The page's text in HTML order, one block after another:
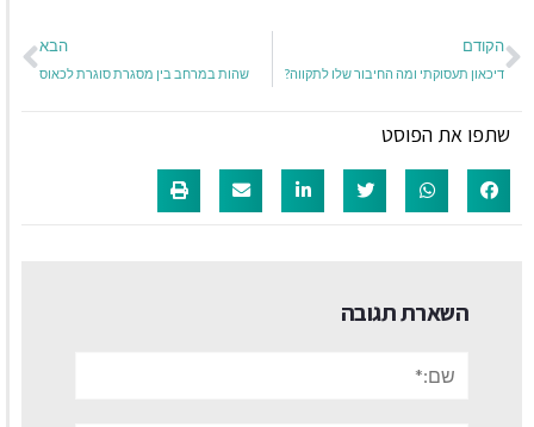
הקודם
דיכאון תעסוקתי ומה החיבור שלו לתקווה?
הבא
שהות במרחב בין מסגרת סוגרת לכאוס
שתפו את הפוסט
השארת תגובה